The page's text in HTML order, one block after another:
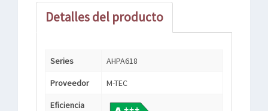
Detalles del producto
Series AHPA618
Proveedor M-TEC
Eficiencia